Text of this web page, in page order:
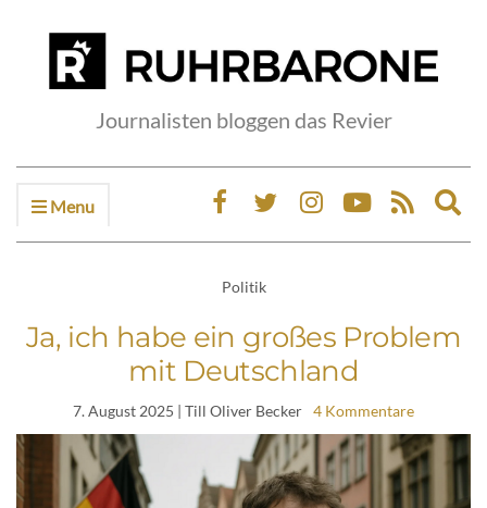
Journalisten bloggen das Revier
Menu
Politik
Ja, ich habe ein großes Problem
mit Deutschland
7. August 2025 | Till Oliver Becker 4 Kommentare